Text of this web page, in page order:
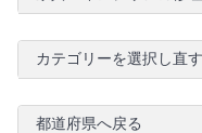
カテゴリーを選択し直す
都道府県へ戻る